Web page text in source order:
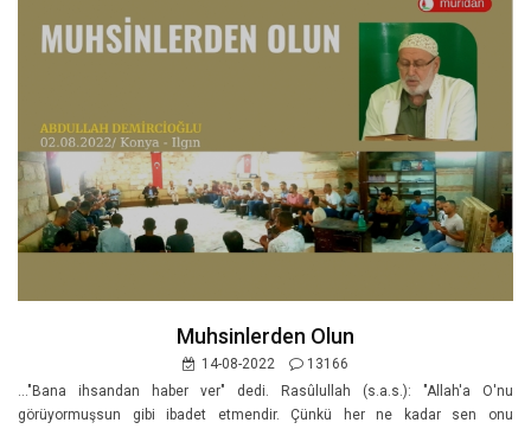
Muhsinlerden Olun
14-08-2022
13166
..."Bana ihsandan haber ver" dedi. Rasûlullah (s.a.s.): "Allah'a O'nu
görüyormuşsun gibi ibadet etmendir. Çünkü her ne kadar sen onu